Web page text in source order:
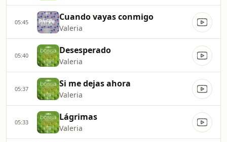
05:45 Cuando vayas conmigo
Valeria
05:40 Desesperado
Valeria
05:37 Si me dejas ahora
Valeria
05:33 Lágrimas
Valeria